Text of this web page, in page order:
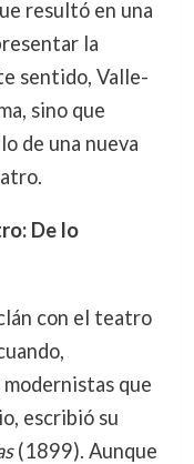
resultó en una
la
sentido, Valle-
sino que
de una nueva
De lo
con el teatro
que
escribió su
(1899). Aunque